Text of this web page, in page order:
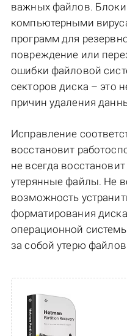
важных файлов.
компьютерными
программ для
повреждение или
ошибки файловой
секторов диска – это
причин удаления
Исправление
восстановит
не всегда
утерянные файлы. Не
возможность
форматирования
операционной
за собой утерю файлов.